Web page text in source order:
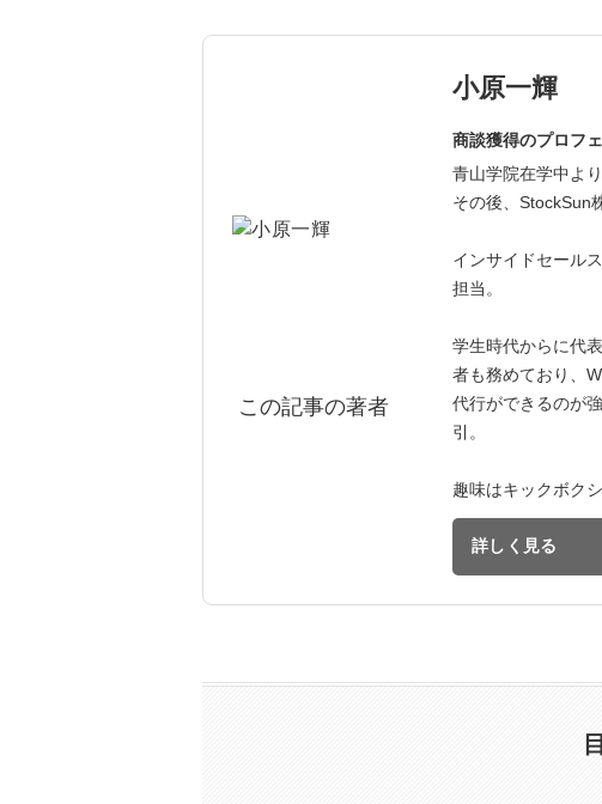
マ
カ
常
募集
この記事の著者
小原一輝
商談獲得のプロフ
青山学院在学中よ
その後、StockSun
インサイドセール
担当。
学生時代からに代
者も務めており、
代行ができるのが
引。
趣味はキックボク
詳しく見る